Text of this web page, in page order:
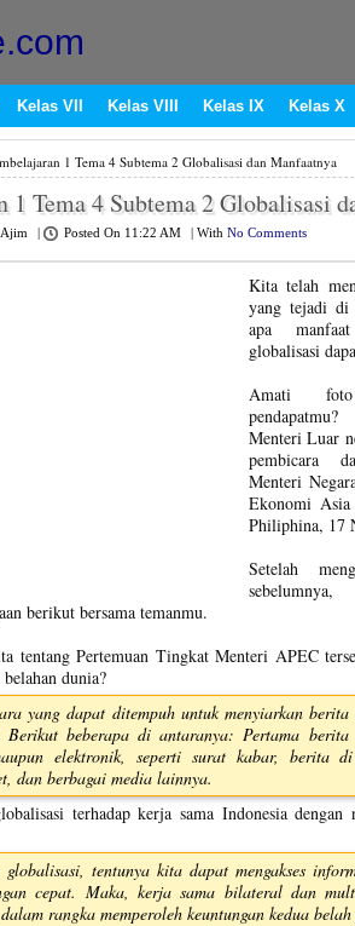
Kelas VII Kelas VIII Kelas IX Kelas X
1 Tema 4 Subtema 2 Globalisasi dan Manfaatnya
1 Tema 4 Subtema 2 Globalisasi
Ajim Posted On 11:22 AM With No Comments
Kita telah
yang tejadi di
apa
globalisasi
Amati
pendapatmu?
Menteri Luar
pembicara
Menteri
Ekonomi
Philiphina, 17
Setelah
berikut bersama temanmu.
tentang Pertemuan Tingkat Menteri APEC
dunia?
yang dapat ditempuh untuk menyiarkan
Berikut beberapa di antaranya: Pertama
elektronik, seperti surat kabar, berita
dan berbagai media lainnya.
terhadap kerja sama Indonesia
globalisasi, tentunya kita dapat mengakses
cepat. Maka, kerja sama bilateral dan
rangka memperoleh keuntungan kedua